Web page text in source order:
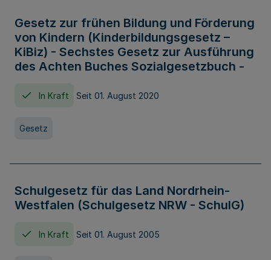
Gesetz zur frühen Bildung und Förderung
von Kindern (Kinderbildungsgesetz –
KiBiz) - Sechstes Gesetz zur Ausführung
des Achten Buches Sozialgesetzbuch -
In Kraft Seit 01. August 2020
Gesetz
Schulgesetz für das Land Nordrhein-
Westfalen (Schulgesetz NRW - SchulG)
In Kraft Seit 01. August 2005